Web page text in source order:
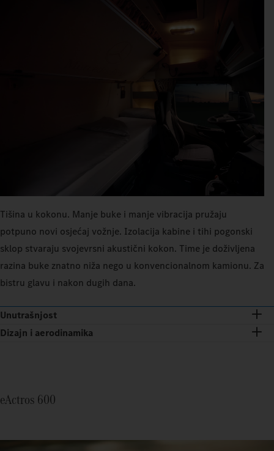
Tišina u kokonu. Manje buke i manje vibracija pružaju
potpuno novi osjećaj vožnje. Izolacija kabine i tihi pogonski
sklop stvaraju svojevrsni akustični kokon. Time je doživljena
razina buke znatno niža nego u konvencionalnom kamionu. Za
bistru glavu i nakon dugih dana.
Unutrašnjost
Dizajn i aerodinamika
eActros 600